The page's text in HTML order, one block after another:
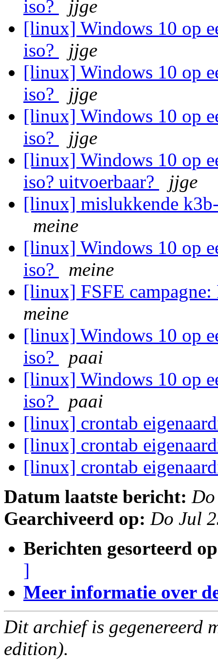
iso?
jjge
[linux] Windows 10 op
iso?
jjge
[linux] Windows 10 op
iso?
jjge
[linux] Windows 10 op
iso?
jjge
[linux] Windows 10 op
iso? uitvoerbaar?
jjge
[linux] mislukkende
meine
[linux] Windows 10 op
iso?
meine
[linux] FSFE
meine
[linux] Windows 10 op
iso?
paai
[linux] Windows 10 op
iso?
paai
[linux] crontab
[linux] crontab
[linux] crontab
Datum laatste bericht:
Gearchiveerd op: Do Jul
Berichten gesorteerd
]
Meer informatie over
Dit archief is gegenereerd
edition).